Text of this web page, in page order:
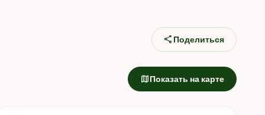
share Поделиться
mapПоказать на карте